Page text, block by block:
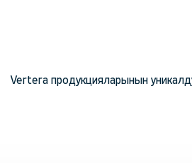
Vertera продукцияларынын